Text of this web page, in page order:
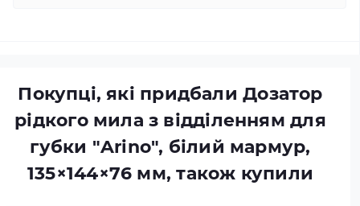
Покупці, які придбали Дозатор
рідкого мила з відділенням для
губки "Arino", білий мармур,
135×144×76 мм, також купили